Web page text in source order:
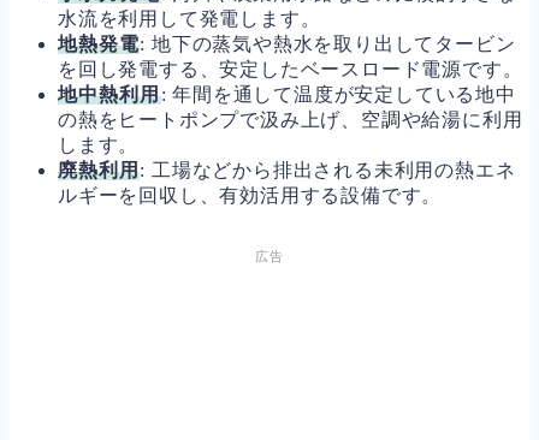
水流を利用して発電します。
地熱発電: 地下の蒸気や熱水を取り出してタービン
を回し発電する、安定したベースロード電源です。
地中熱利用: 年間を通して温度が安定している地中
の熱をヒートポンプで汲み上げ、空調や給湯に利用
します。
廃熱利用: 工場などから排出される未利用の熱エネ
ルギーを回収し、有効活用する設備です。
広告